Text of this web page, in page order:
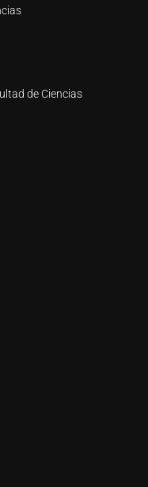
de Ciencias